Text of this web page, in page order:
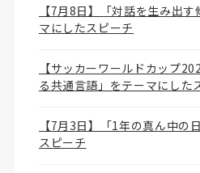
【7月8日】「対話を生み出
マにしたスピーチ
【サッカーワールドカップ
る共通言語」をテーマにした
【7月3日】「1年の真ん中の
スピーチ